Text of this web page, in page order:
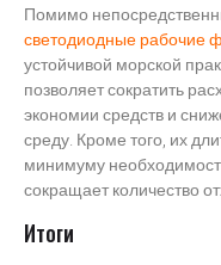
Помимо
светодиодные рабочие
устойчивой морской
позволяет сократить
экономии средств и
среду. Кроме того, их
минимуму
сокращает количество
Итоги